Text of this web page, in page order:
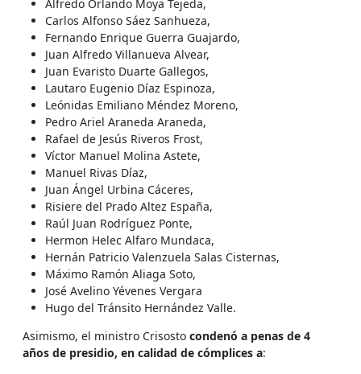
Alfredo Orlando Moya Tejeda,
Carlos Alfonso Sáez Sanhueza,
Fernando Enrique Guerra Guajardo,
Juan Alfredo Villanueva Alvear,
Juan Evaristo Duarte Gallegos,
Lautaro Eugenio Díaz Espinoza,
Leónidas Emiliano Méndez Moreno,
Pedro Ariel Araneda Araneda,
Rafael de Jesús Riveros Frost,
Víctor Manuel Molina Astete,
Manuel Rivas Díaz,
Juan Ángel Urbina Cáceres,
Risiere del Prado Altez España,
Raúl Juan Rodríguez Ponte,
Hermon Helec Alfaro Mundaca,
Hernán Patricio Valenzuela Salas Cisternas,
Máximo Ramón Aliaga Soto,
José Avelino Yévenes Vergara
Hugo del Tránsito Hernández Valle.
Asimismo, el ministro Crisosto condenó a penas de 4
años de presidio, en calidad de cómplices a: